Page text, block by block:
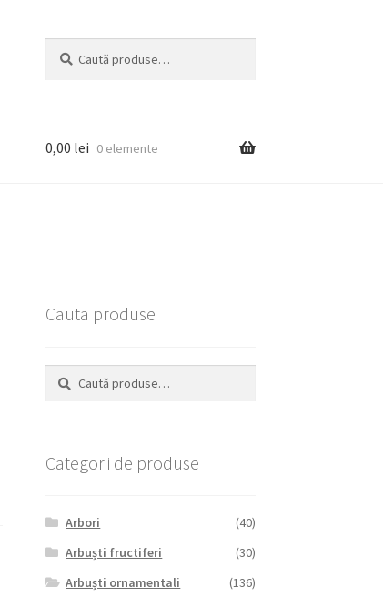
după:
0,00 lei 0 elemente
Cauta produse
Caută
după:
Caută
Categorii de produse
Arbori
(40)
Arbuști fructiferi
(30)
Arbuști ornamentali
(136)